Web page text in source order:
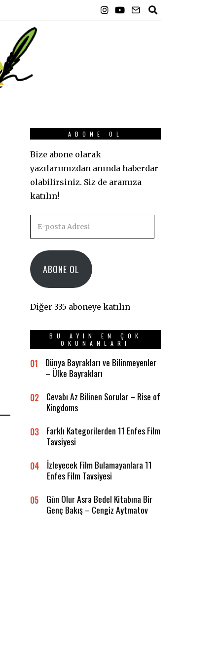
ABONE OL
Bize abone olarak
yazılarımızdan anında haberdar
olabilirsiniz. Siz de aramıza
katılın!
Adresi
ABONE OL
Diğer 335 aboneye katılın
BU AYIN EN ÇOK
OKUNANLARI
01
Dünya Bayrakları ve Bilinmeyenler
– Ülke Bayrakları
02
Cevabı Az Bilinen Sorular – Rise of
Kingdoms
03
Farklı Kategorilerden 11 Enfes Film
Tavsiyesi
04
İzleyecek Film Bulamayanlara 11
Enfes Film Tavsiyesi
05
Gün Olur Asra Bedel Kitabına Bir
Genç Bakış – Cengiz Aytmatov